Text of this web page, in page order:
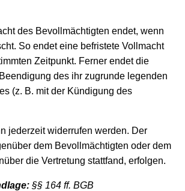
des Bevollmächtigten endet, wenn
So endet eine befristete Vollmacht
Zeitpunkt. Ferner endet die
des ihr zugrunde legenden
(z. B. mit der Kündigung des
jederzeit widerrufen werden. Der
dem Bevollmächtigten oder dem
die Vertretung stattfand, erfolgen.
§§ 164 ff. BGB